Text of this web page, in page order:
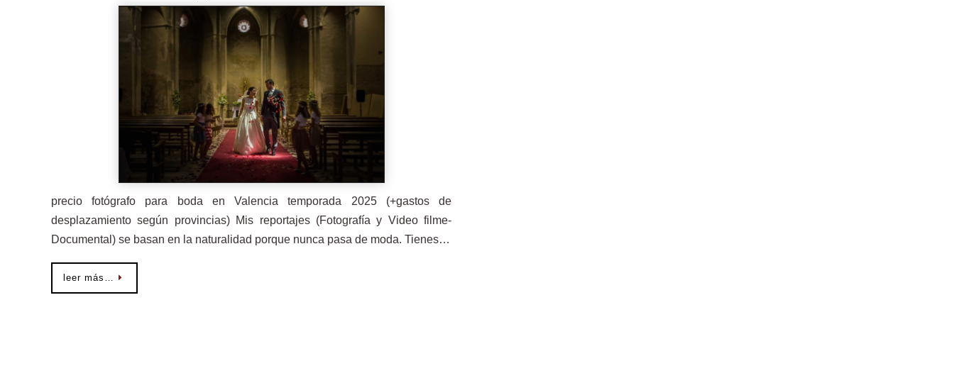
precio fotógrafo para boda en Valencia temporada 2025 (+gastos de
desplazamiento según provincias) Mis reportajes (Fotografía y Video filme-
Documental) se basan en la naturalidad porque nunca pasa de moda. Tienes…
leer más…